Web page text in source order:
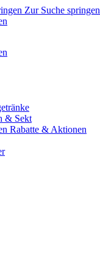
Zur Suche springen
& Sekt
Rabatte & Aktionen